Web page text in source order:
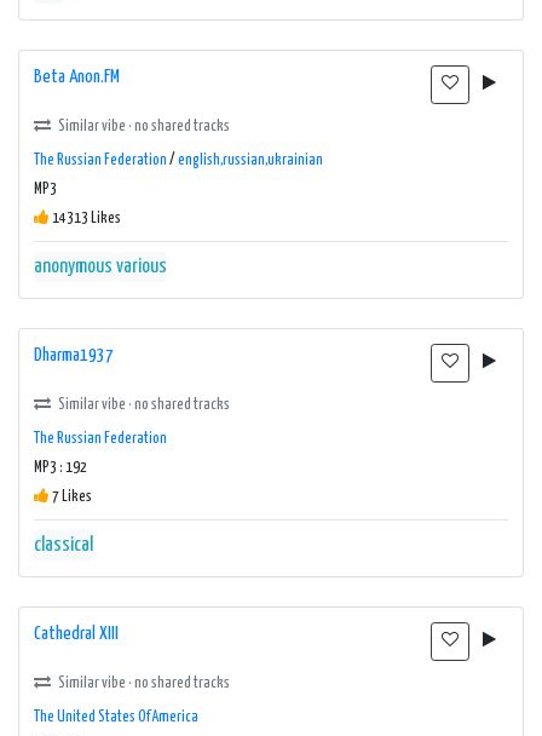
Beta Anon.FM
Similar vibe · no shared tracks
The Russian Federation / english,russian,ukrainian
MP3
14313 Likes
anonymous various
Dharma1937
Similar vibe · no shared tracks
The Russian Federation
MP3 : 192
7 Likes
classical
Cathedral XIII
Similar vibe · no shared tracks
The United States Of America